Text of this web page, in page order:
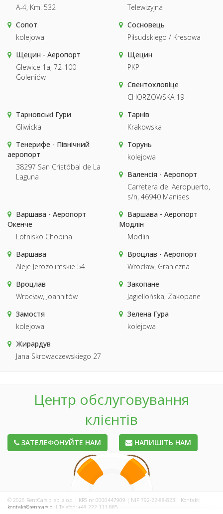
A-4, Km. 532
Telewizyjna
Сопот
kolejowa
Сосновець
Piłsudskiego / Kresowa
Щецин - Аеропорт
Glewice 1a, 72-100
Goleniów
Щецин
PKP
Свентохловіце
CHORZOWSKA 19
Тарновські Гури
Gliwicka
Тарнів
Krakowska
Тенерифе - Північний
аеропорт
38297 San Cristóbal de La
Laguna
Торунь
kolejowa
Валенсія - Аеропорт
Carretera del Aeropuerto,
s/n, 46940 Manises
Варшава - Аеропорт
Окенче
Lotnisko Chopina
Варшава - Аеропорт
Модлін
Modlin
Варшава
Aleje Jerozolimskie 54
Вроцлав - Аеропорт
Wrocław, Graniczna
Вроцлав
Wrocław, Joannitów
Закопане
Jagiellońska, Zakopane
Замостя
kolejowa
Зелена Гура
kolejowa
Жирардув
Jana Skrowaczewskiego 27
Центр обслуговування
клієнтів
ЗАТЕЛЕФОНУЙТЕ НАМ НАПИШІТЬ НАМ
© 2026 RentCars.pl sp. z o.o. | KRS nr 0000447909 | NIP 792-22-88-823 | Kontakt:
kontakt@rentcars.pl | Telefon: +48 222 111 885